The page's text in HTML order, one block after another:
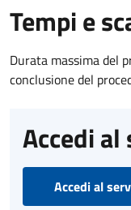
Tempi e
Durata massima del
conclusione del
Accedi
Accedi al